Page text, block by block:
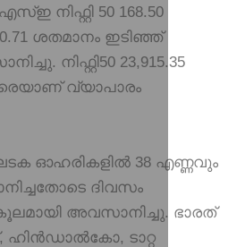
50 168.50
ശതമാനം ഇടിഞ്ഞ്
നിഫ്റ്റി50 23,915.35
വ്യാപാരം
ഘടക ഓഹരികളിൽ 38 എണ്ണവും
ദിവസം
അവസാനിച്ചു. ഭാരത്
ടാറ്റ